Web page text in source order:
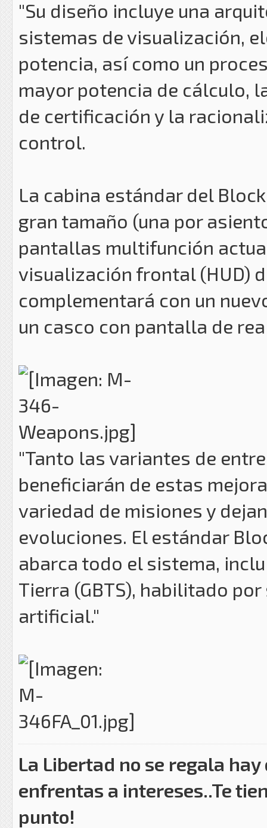
"Su diseño incluye una
sistemas de visualización,
potencia, así como un
mayor potencia de cálculo,
de certificación y la
control.
La cabina estándar del
gran tamaño (una por
pantallas multifunción
visualización frontal (HUD)
complementará con un
un casco con pantalla de
"Tanto las variantes de
beneficiarán de estas
variedad de misiones y
evoluciones. El estándar
abarca todo el sistema,
Tierra (GBTS), habilitado
artificial."
La Libertad no se regala
enfrentas a intereses..Te
punto!